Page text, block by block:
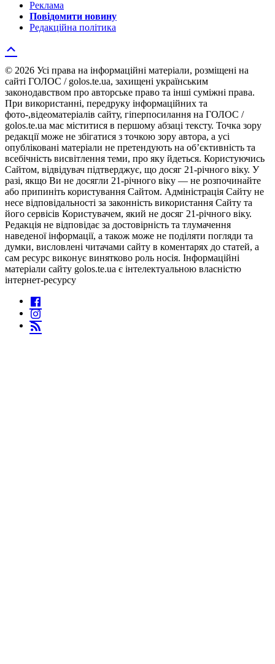
Реклама
Повідомити новину
Редакційна політика
© 2026 Усі права на інформаційні матеріали, розміщені на
сайті ГОЛОС / golos.te.ua, захищені українським
законодавством про авторське право та інші суміжні права.
При використанні, передруку інформаційних та
фото-,відеоматеріалів сайту, гіперпосилання на ГОЛОС /
golos.te.ua має міститися в першому абзаці тексту. Точка зору
редакції може не збігатися з точкою зору автора, а усі
опубліковані матеріали не претендують на об’єктивність та
всебічність висвітлення теми, про яку йдеться. Користуючись
Сайтом, відвідувач підтверджує, що досяг 21-річного віку. У
разі, якщо Ви не досягли 21-річного віку — не розпочинайте
або припиніть користування Сайтом. Адміністрація Сайту не
несе відповідальності за законність використання Сайту та
його сервісів Користувачем, який не досяг 21-річного віку.
Редакція не відповідає за достовірність та тлумачення
наведеної інформації, а також може не поділяти погляди та
думки, висловлені читачами сайту в коментарях до статей, а
сам ресурс виконує винятково роль носія. Інформаційні
матеріали сайту golos.te.ua є інтелектуальною власністю
інтернет-ресурсу